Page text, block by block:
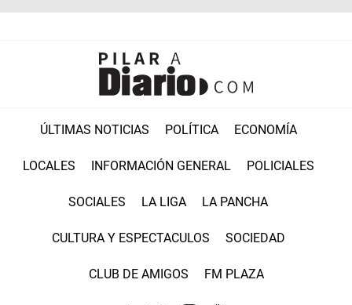
ÚLTIMAS NOTICIAS POLÍTICA ECONOMÍA
LOCALES INFORMACIÓN GENERAL POLICIALES
SOCIALES LA LIGA LA PANCHA
CULTURA Y ESPECTACULOS SOCIEDAD
CLUB DE AMIGOS FM PLAZA